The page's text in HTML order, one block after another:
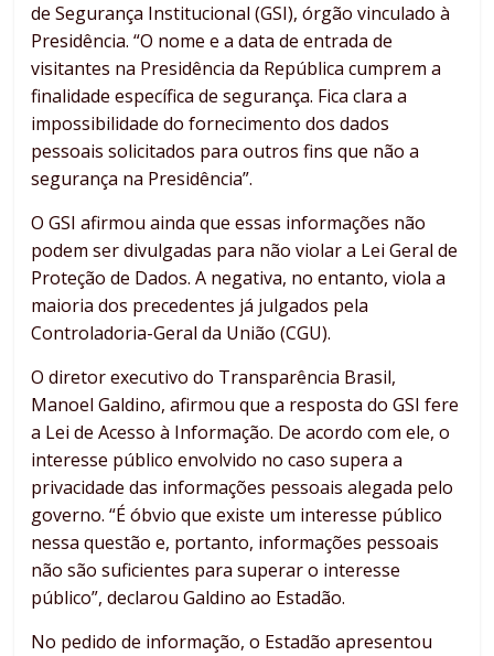
de Segurança Institucional (GSI), órgão vinculado à
Presidência. “O nome e a data de entrada de
visitantes na Presidência da República cumprem a
finalidade específica de segurança. Fica clara a
impossibilidade do fornecimento dos dados
pessoais solicitados para outros fins que não a
segurança na Presidência”.
O GSI afirmou ainda que essas informações não
podem ser divulgadas para não violar a Lei Geral de
Proteção de Dados. A negativa, no entanto, viola a
maioria dos precedentes já julgados pela
Controladoria-Geral da União (CGU).
O diretor executivo do Transparência Brasil,
Manoel Galdino, afirmou que a resposta do GSI fere
a Lei de Acesso à Informação. De acordo com ele, o
interesse público envolvido no caso supera a
privacidade das informações pessoais alegada pelo
governo. “É óbvio que existe um interesse público
nessa questão e, portanto, informações pessoais
não são suficientes para superar o interesse
público”, declarou Galdino ao Estadão.
No pedido de informação, o Estadão apresentou